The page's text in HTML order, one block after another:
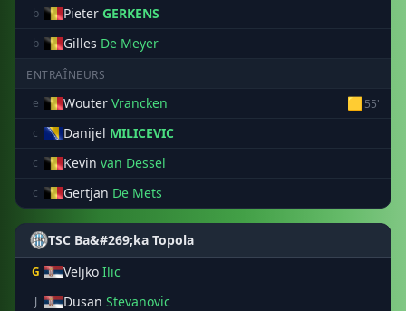
b Pieter GERKENS
b Gilles De Meyer
ENTRAÎNEURS
e
Wouter Vrancken 🟨55'
c
Danijel MILICEVIC
c Kevin van Dessel
c Gertjan De Mets
TSC Ba&#269;ka Topola
G Veljko Ilic
J Dusan Stevanovic